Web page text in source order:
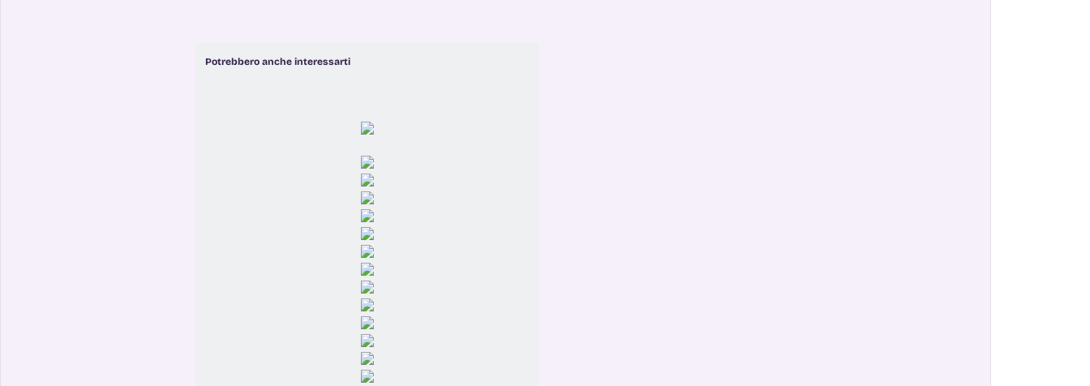
Potrebbero anche interessarti